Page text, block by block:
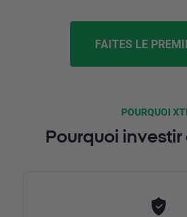
FAITES LE
POURQUOI
Pourquoi investir